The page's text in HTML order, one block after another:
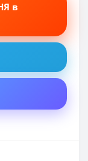
в